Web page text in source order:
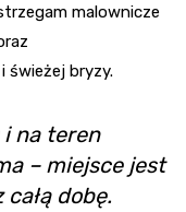
malownicze
świeżej bryzy.
na teren
– miejsce jest
dobę.